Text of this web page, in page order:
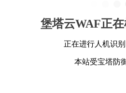
堡塔云WAF正
正在进行人机识
本站受宝塔防